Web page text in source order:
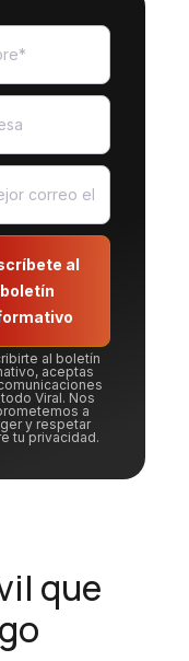
al
boletín
al boletín
aceptas
Viral. Nos
a
y respetar
tu privacidad.
que